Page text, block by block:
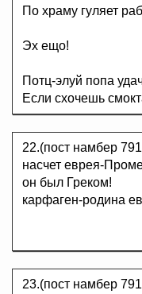
По храму гуляет
Эх ещо!
Потц-элуй попа
Если схочешь
22.(пост намбер
насчет еврея-
он был Греком!
карфаген-родина
23.(пост намбер